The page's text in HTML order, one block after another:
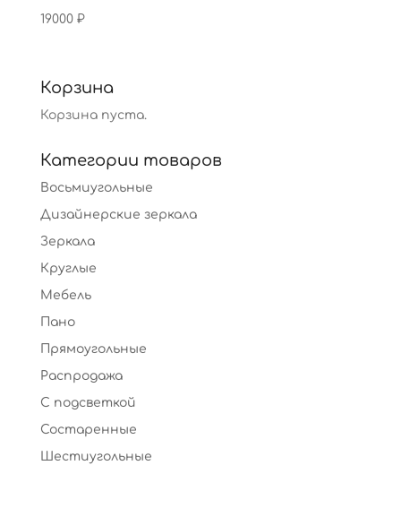
19000 ₽
Корзина
Корзина пуста.
Категории товаров
Восьмиугольные
Дизайнерские зеркала
Зеркала
Круглые
Мебель
Пано
Прямоугольные
Распродажа
С подсветкой
Состаренные
Шестиугольные